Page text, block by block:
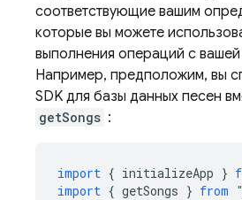
соответствующие вашим
которые вы можете
выполнения операций с
Например, предположим, вы
SDK для базы данных песен
getSongs :
import { initializeApp }
import { getSongs } from